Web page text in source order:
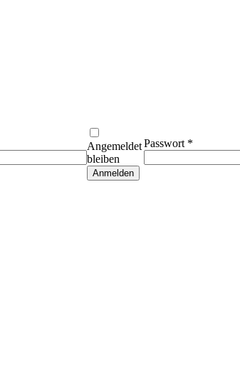
Passwort *
Angemeldet
bleiben
Anmelden